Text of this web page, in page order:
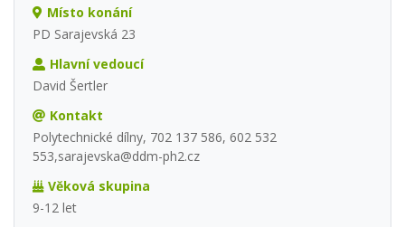
Místo konání
PD Sarajevská 23
Hlavní vedoucí
David Šertler
Kontakt
Polytechnické dílny, 702 137 586, 602 532
553,sarajevska@ddm-ph2.cz
Věková skupina
9-12 let